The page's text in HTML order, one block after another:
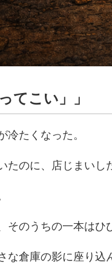
てこい」」
冷たくなった。
たのに、店じまいし
そのうちの一本はひ
倉庫の影に座り込